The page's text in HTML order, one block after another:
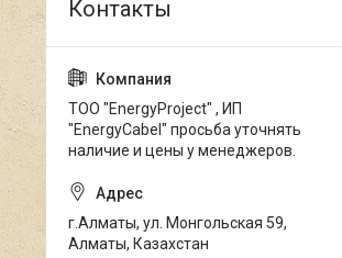
ТОО "EnergyProject" , ИП
"EnergyCabel" просьба уточнять
наличие и цены у менеджеров.
г.Алматы, ул. Монгольская 59,
Алматы, Казахстан